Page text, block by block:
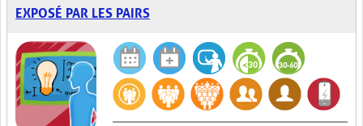
EXPOSÉ PAR LES PAIRS